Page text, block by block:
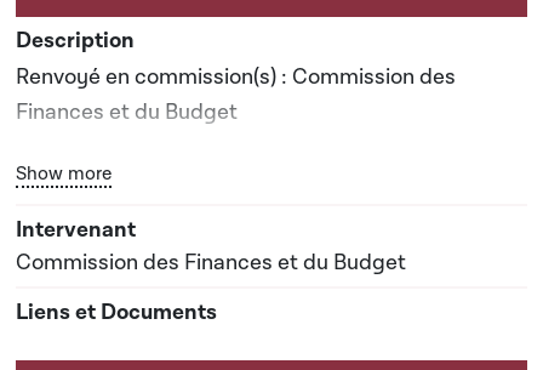
Renvoyé en commission(s) : Commission des
Finances et du Budget
Date prévisionnelle du rapport de commission : 03-
07-2018
Bouton graphique servant à afficher ou cacher tous les
Show more
Commission des Finances et du Budget